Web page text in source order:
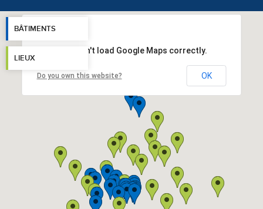
BÂTIMENTS
LIEUX
This page can't load Google Maps correctly.
Do you own this website? OK